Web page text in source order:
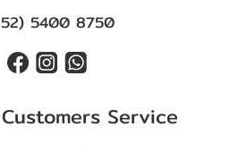
5400 8750
Service